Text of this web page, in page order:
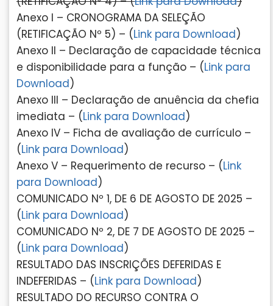
Anexo I – CRONOGRAMA DA SELEÇÃO
(RETIFICAÇÃO Nº 5) – (Link para Download)
Anexo II – Declaração de capacidade técnica
e disponibilidade para a função – (Link para
Download)
Anexo III – Declaração de anuência da chefia
imediata – (Link para Download)
Anexo IV – Ficha de avaliação de currículo –
(Link para Download)
Anexo V – Requerimento de recurso – (Link
para Download)
COMUNICADO Nº 1, DE 6 DE AGOSTO DE 2025 –
(Link para Download)
COMUNICADO Nº 2, DE 7 DE AGOSTO DE 2025 –
(Link para Download)
RESULTADO DAS INSCRIÇÕES DEFERIDAS E
INDEFERIDAS – (Link para Download)
RESULTADO DO RECURSO CONTRA O